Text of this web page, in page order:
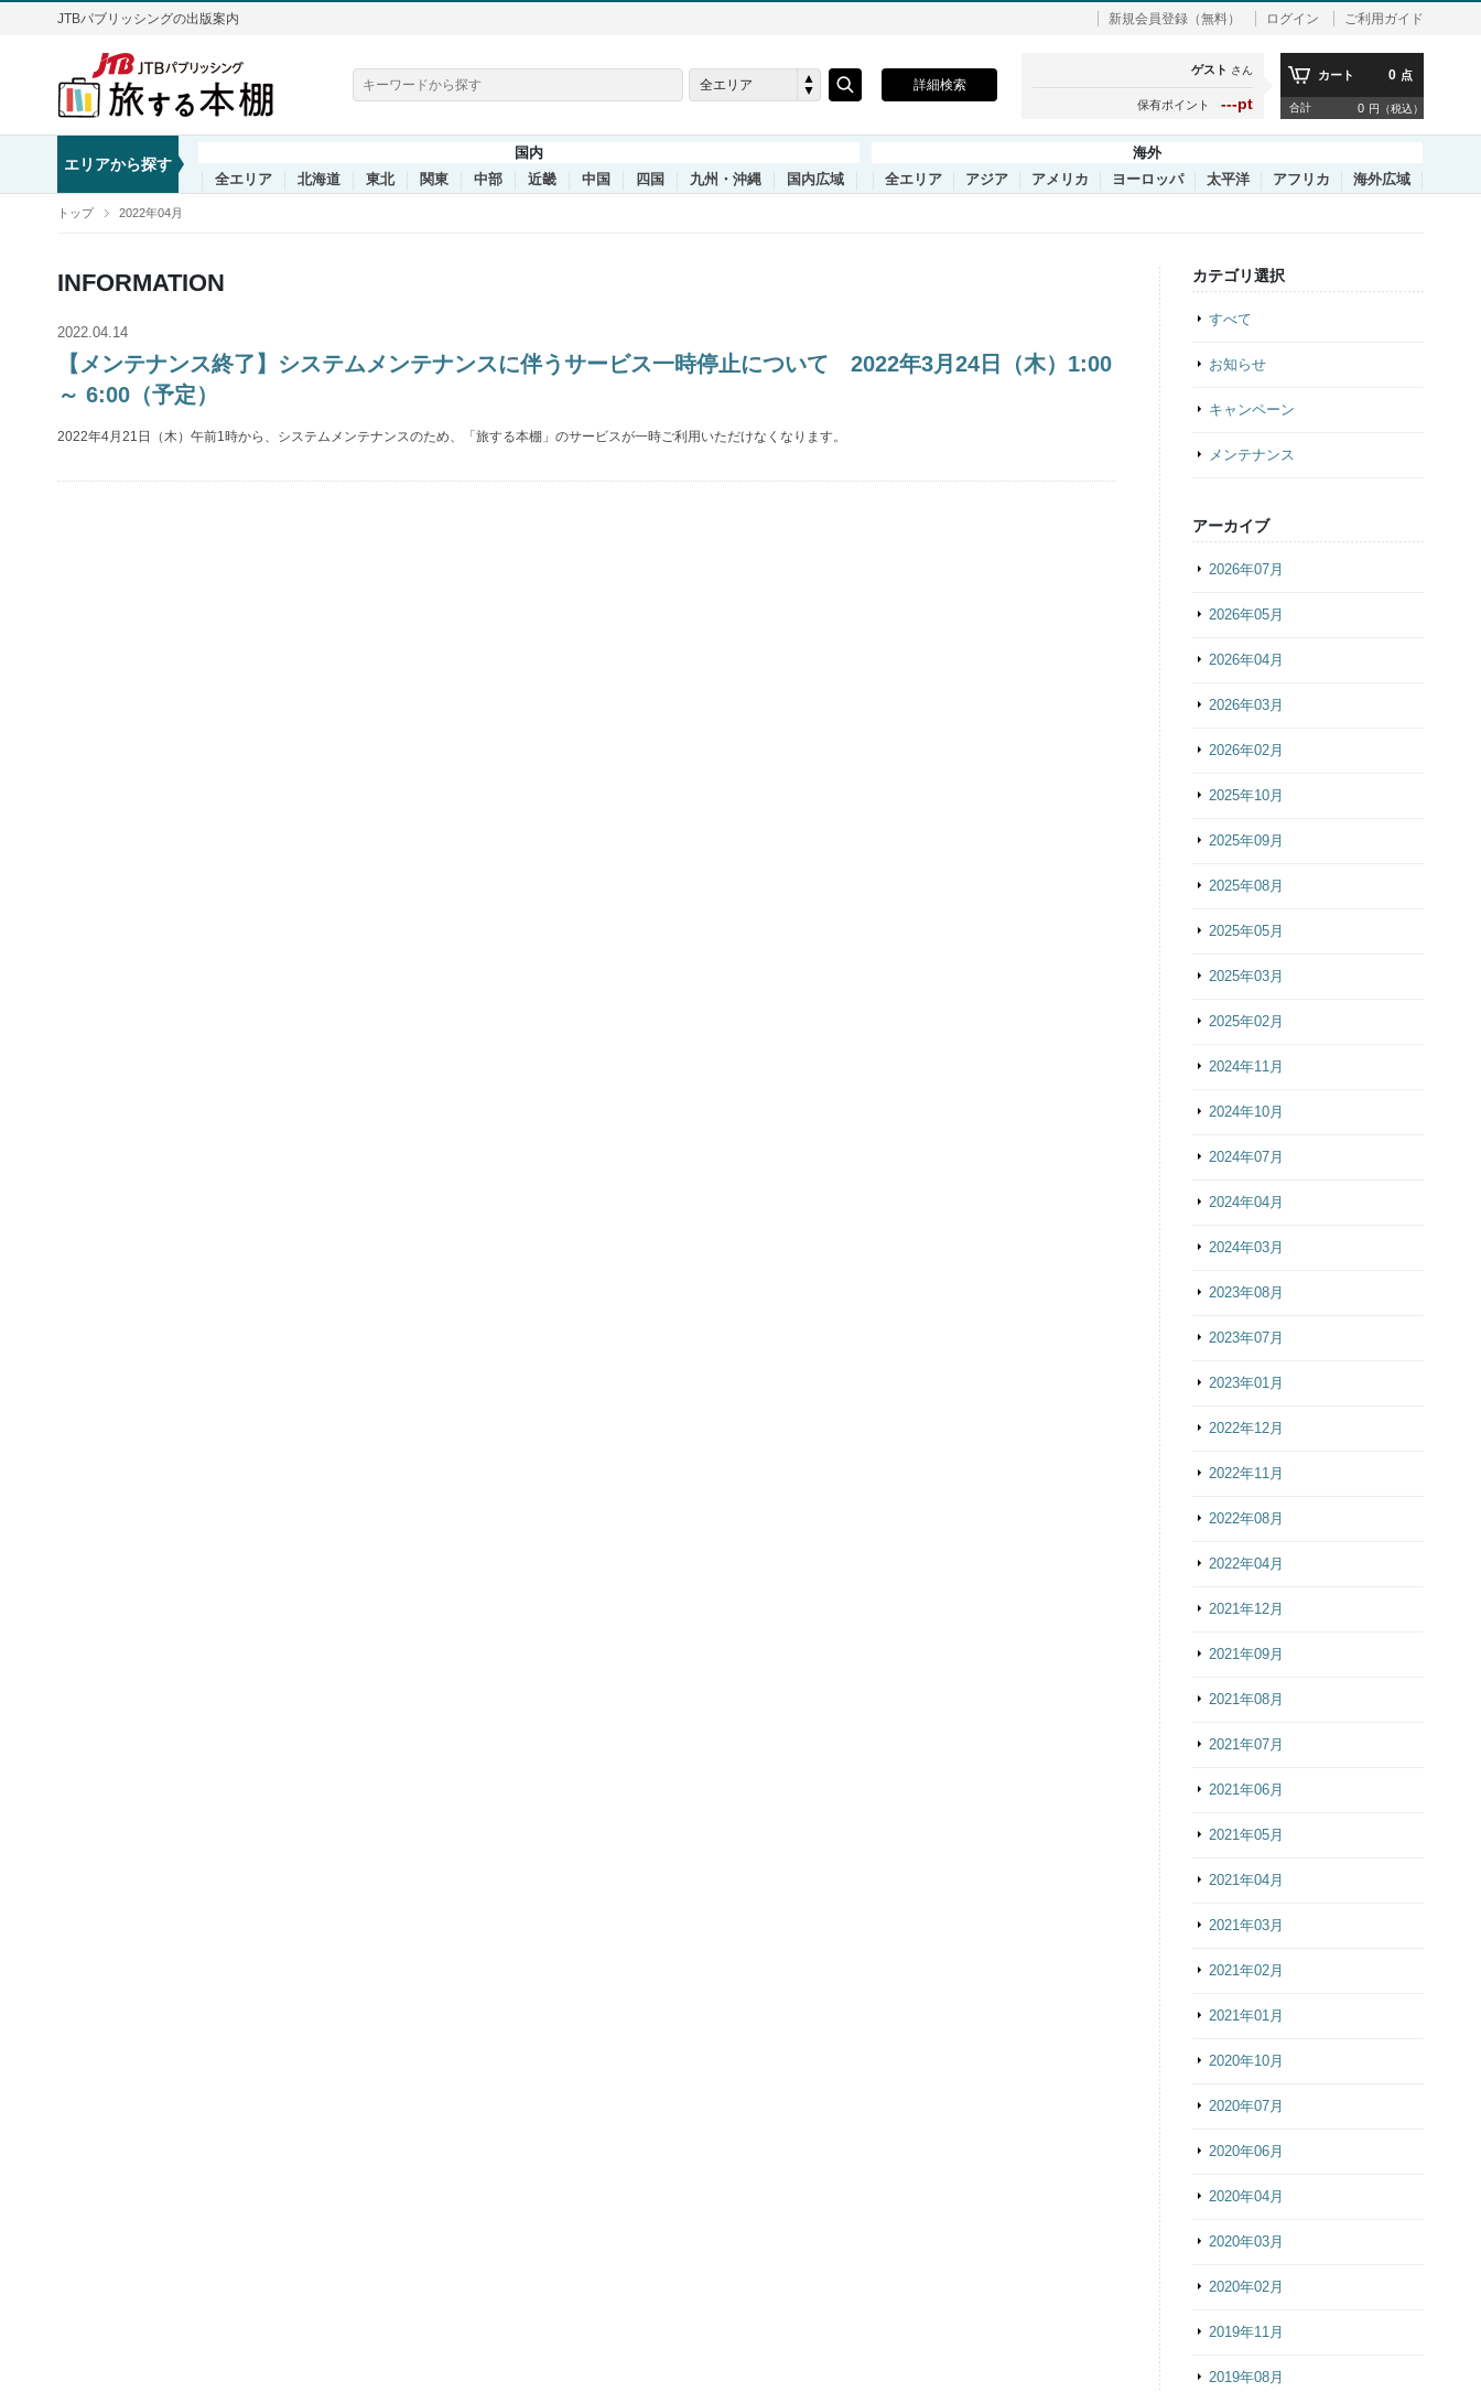
JTBパブリッシングの出版案内 新規会員登録（無料） ログイン ご利用ガイド
全エリア 詳細検索
ゲスト さん
保有ポイント ---pt
カート 0 点
合計 0 円（税込）
エリアから探す
国内
全エリア
北海道 東北 関東 中部 近畿 中国 四国 九州・沖縄 国内広域
海外
全エリア
アジア アメリカ ヨーロッパ 太平洋 アフリカ 海外広域
トップ 2022年04月
INFORMATION
2022.04.14
【メンテナンス終了】システムメンテナンスに伴うサービス一時停止について 2022年3月24日（木）1:00
～ 6:00（予定）
2022年4月21日（木）午前1時から、システムメンテナンスのため、「旅する本棚」のサービスが一時ご利用いただけなくなります。
カテゴリ選択
すべて
お知らせ
キャンペーン
メンテナンス
アーカイブ
2026年07月
2026年05月
2026年04月
2026年03月
2026年02月
2025年10月
2025年09月
2025年08月
2025年05月
2025年03月
2025年02月
2024年11月
2024年10月
2024年07月
2024年04月
2024年03月
2023年08月
2023年07月
2023年01月
2022年12月
2022年11月
2022年08月
2022年04月
2021年12月
2021年09月
2021年08月
2021年07月
2021年06月
2021年05月
2021年04月
2021年03月
2021年02月
2021年01月
2020年10月
2020年07月
2020年06月
2020年04月
2020年03月
2020年02月
2019年11月
2019年08月